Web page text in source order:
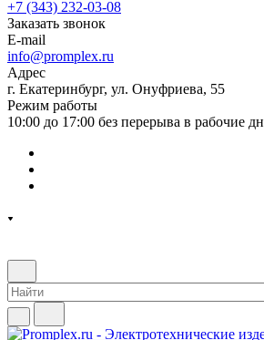
+7 (343) 232-03-08
Заказать звонок
E-mail
info@promplex.ru
Адрес
г. Екатеринбург, ул. Онуфриева, 55
Режим работы
10:00 до 17:00 без перерыва в рабочие